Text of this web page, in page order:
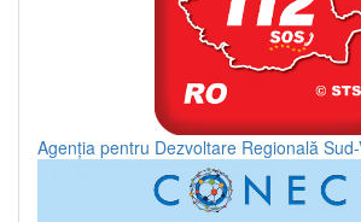
Agenția pentru Dezvoltare Regională